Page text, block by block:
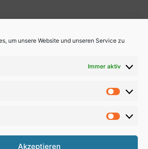
um unsere Website und unseren Service zu
Immer aktiv
Akzeptieren